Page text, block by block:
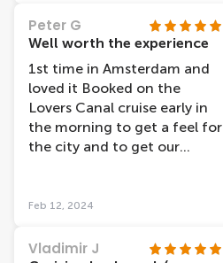
would definitely recommend
it!
and they were also lovely.
The facilties were clean. If I
hadn't have had the I
amsterdam card I would
have still paid what the price
was (which I think is
reasonable).
Peter G
Well worth the experience
1st time in Amsterdam and
loved it Booked on the
Lovers Canal cruise early in
the morning to get a feel for
the city and to get our
and the comentry was good
Feb 12, 2024
Vladimir J